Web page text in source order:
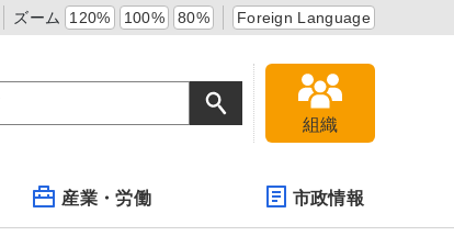
ズーム 120% 100% 80% Foreign Language
組織
産業・労働 市政情報